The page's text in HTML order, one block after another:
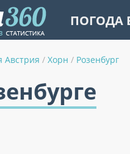
ПОГОДА
Австрия / Хорн / Розенбург